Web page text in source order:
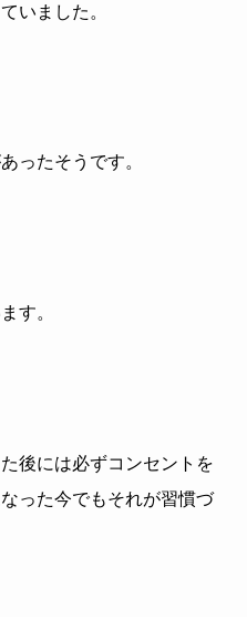
いました。
ったそうです。
す。
後には必ずコンセントを
った今でもそれが習慣づ